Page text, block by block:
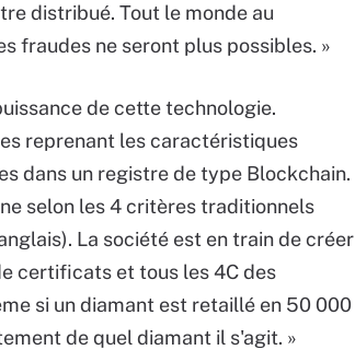
distribué. Tout le monde au
fraudes ne seront plus possibles. »
de cette technologie.
reprenant les caractéristiques
dans un registre de type Blockchain.
selon les 4 critères traditionnels
La société est en train de créer
certificats et tous les 4C des
si un diamant est retaillé en 50 000
de quel diamant il s'agit. »